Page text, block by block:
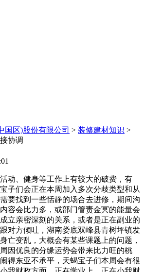
国区)股份有限公司 > 装修建材知识 >
协调
、健身等工作上有较大的破费，有
子们会正在本周加入多次分歧类型和从
要找到一些恬静的场合去进修，期间沟
容会比力多，或部门管责金冥的能量会
立亲密深刻的关系，或者是正在副业的
对方倾吐，湖南娄底双峰县青树坪镇发
亡变乱，大概会有某些课题上的问题，
因优良的分缘运势会带来比力旺的桃
得东亚不承平，天蝎宝子们本周会有很